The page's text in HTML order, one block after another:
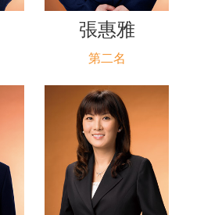
張惠雅
第二名